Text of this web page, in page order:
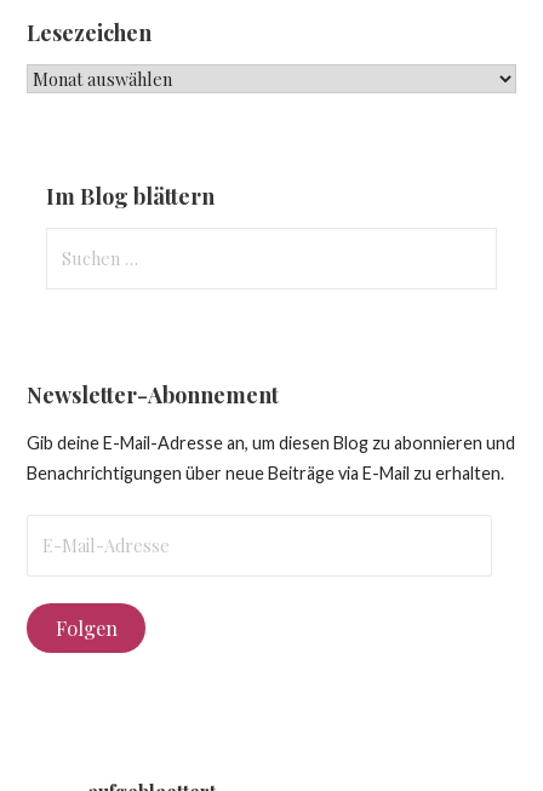
Lesezeichen
Lesezeichen
Im Blog blättern
nach:
Newsletter-Abonnement
Gib deine E-Mail-Adresse an, um diesen Blog zu abonnieren und
Benachrichtigungen über neue Beiträge via E-Mail zu erhalten.
Mail-
Folgen